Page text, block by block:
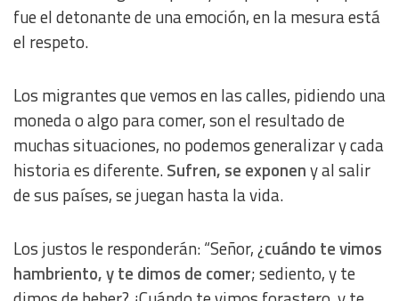
fue el detonante de una emoción, en la mesura está
el respeto.
Los migrantes que vemos en las calles, pidiendo una
moneda o algo para comer, son el resultado de
muchas situaciones, no podemos generalizar y cada
historia es diferente.Sufren, se exponeny al salir
de sus países, se juegan hasta la vida.
Los justos le responderán: “Señor, ¿cuándo te vimos
hambriento, y te dimos de comer; sediento, y te
Measure advertising performance
Measure content performance
Understand audiences through statistics or combinations
of data from different sources
Use limited data to select content